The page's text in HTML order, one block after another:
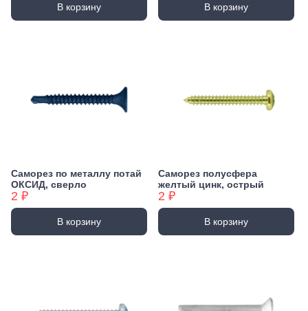
В корзину В корзину
Саморез по металлу потай
ОКСИД, сверло
2 ₽
В корзину
Саморез полусфера
желтый цинк, острый
2 ₽
В корзину